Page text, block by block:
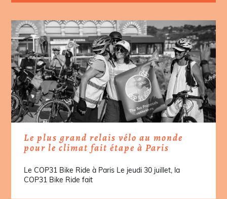
Le plus grand relais vélo au monde
pour le climat fait étape à Paris
Le COP31 Bike Ride à Paris Le jeudi 30 juillet, la
COP31 Bike Ride fait